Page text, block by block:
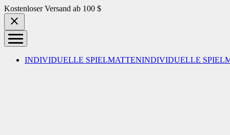
Skip to content
Kostenloser Versand ab 100 $
INDIVIDUELLE SPIELMATTENINDIVIDUELLE